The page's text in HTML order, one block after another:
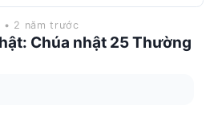
• 2 năm trước
Chúa nhật 25 Thường